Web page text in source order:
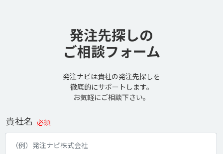
発注先探しの
ご相談フォーム
発注ナビは貴社の発注先探しを
徹底的にサポートします。
お気軽にご相談下さい。
貴社名 必須